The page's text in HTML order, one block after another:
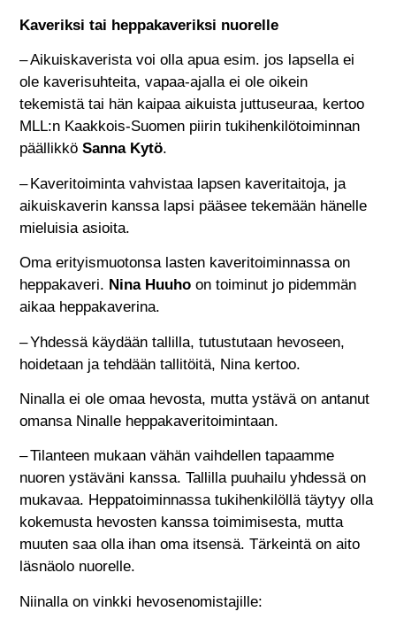
Kaveriksi tai heppakaveriksi nuorelle
– Aikuiskaverista voi olla apua esim. jos lapsella ei
ole kaverisuhteita, vapaa-ajalla ei ole oikein
tekemistä tai hän kaipaa aikuista juttuseuraa, kertoo
MLL:n Kaakkois-Suomen piirin tukihenkilötoiminnan
päällikköSanna Kytö.
– Kaveritoiminta vahvistaa lapsen kaveritaitoja, ja
aikuiskaverin kanssa lapsi pääsee tekemään hänelle
mieluisia asioita.
Oma erityismuotonsa lasten kaveritoiminnassa on
heppakaveri. Nina Huuho on toiminut jo pidemmän
aikaa heppakaverina.
– Yhdessä käydään tallilla, tutustutaan hevoseen,
hoidetaan ja tehdään tallitöitä, Nina kertoo.
Ninalla ei ole omaa hevosta, mutta ystävä on antanut
omansa Ninalle heppakaveritoimintaan.
– Tilanteen mukaan vähän vaihdellen tapaamme
nuoren ystäväni kanssa. Tallilla puuhailu yhdessä on
mukavaa. Heppatoiminnassa tukihenkilöllä täytyy olla
kokemusta hevosten kanssa toimimisesta, mutta
muuten saa olla ihan oma itsensä. Tärkeintä on aito
läsnäolo nuorelle.
Niinalla on vinkki hevosenomistajille: